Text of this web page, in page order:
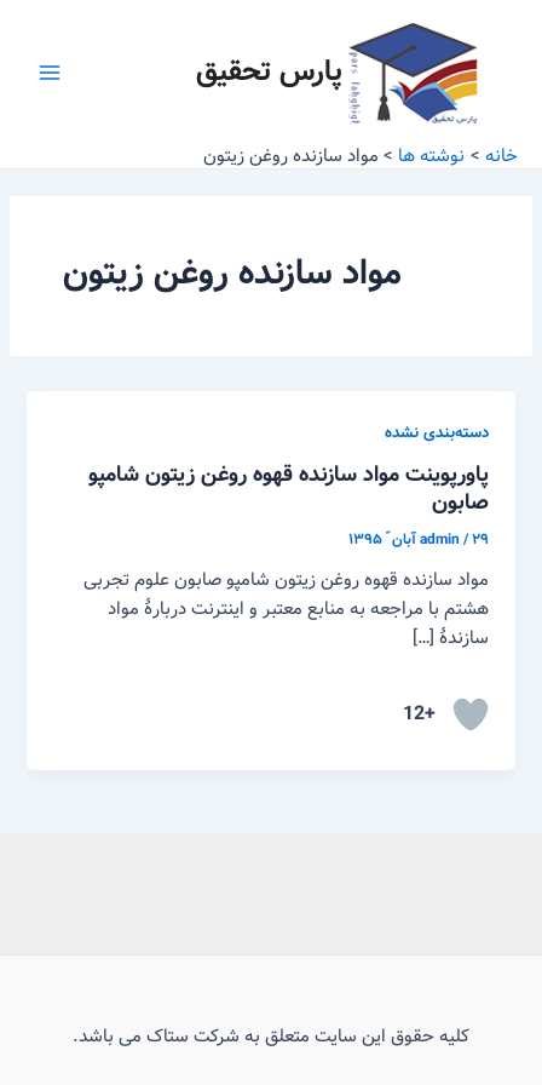
پارس تحقیق
خانه نوشته ها مواد سازنده روغن زیتون
مواد سازنده روغن زیتون
دسته‌بندی نشده
پاورپوینت مواد سازنده قهوه روغن زیتون شامپو
صابون
admin/۲۹ آبان ّ ۱۳۹۵
مواد سازنده قهوه روغن زیتون شامپو صابون علوم تجربی
هشتم با مراجعه به منابع معتبر و اینترنت دربارهٔ مواد
سازندهٔ […]
+12
کلیه حقوق این سایت متعلق به شرکت ستاک می باشد.